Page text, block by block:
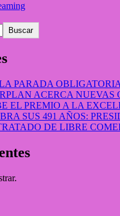
Buscar
PARADA
ACERCA NUEVAS
EL PREMIO A LA
SUS 491 AÑOS:
DE LIBRE